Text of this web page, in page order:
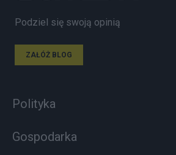
Podziel się swoją opinią
ZAŁÓŻ BLOG
Polityka
Gospodarka